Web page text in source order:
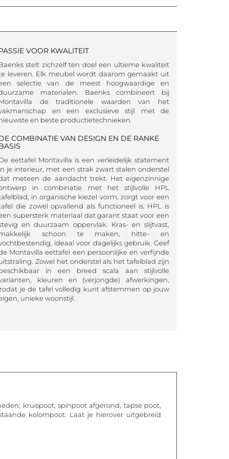
VOOR KWALITEIT
stelt zichzelf ten doel een ultieme kwaliteit
leveren. Elk meubel wordt daarom gemaakt uit
selectie van de meest hoogwaardige en
materialen. Baenks combineert bij
de traditionele waarden van het
en een exclusieve stijl met de
en beste productietechnieken.
COMBINATIE VAN DESIGN EN DE RANKE
eettafel Montavilla is een verleidelijk statement
je interieur, met een strak zwart stalen onderstel
meteen de aandacht trekt. Het eigenzinnige
in combinatie met het stijlvolle HPL
in organische kiezel vorm, zorgt voor een
die zowel opvallend als functioneel is. HPL is
supersterk materiaal dat garant staat voor een
en duurzaam oppervlak. Kras- en slijtvast,
schoon te maken, hitte- en
ideaal voor dagelijks gebruik. Geef
Montavilla eettafel een persoonlijke en verfijnde
Zowel het onderstel als het tafelblad zijn
in een breed scala aan stijlvolle
kleuren en (verjongde) afwerkingen,
je de tafel volledig kunt afstemmen op jouw
unieke woonstijl.
kruispoot, spinpoot afgerond, tapse poot,
kolompoot. Laat je hierover uitgebreid